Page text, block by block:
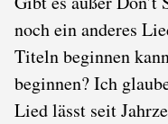
noch ein anderes
Titeln beginnen
beginnen? Ich
Lied lässt seit